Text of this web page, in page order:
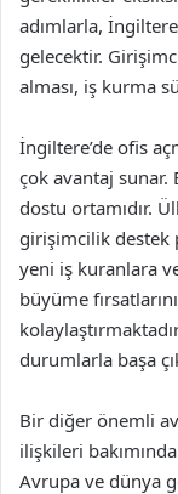
adımlarla,
gelecektir.
alması, iş kurma
İngiltere’de ofis
çok avantaj sunar.
dostu ortamıdır.
girişimcilik destek
yeni iş kuranlara
büyüme
durumlarla başa
Bir diğer önemli
ilişkileri
Avrupa ve dünya